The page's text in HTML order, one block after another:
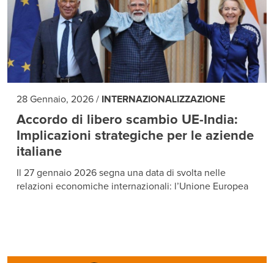
28 Gennaio, 2026 / INTERNAZIONALIZZAZIONE
Accordo di libero scambio UE-India:
Implicazioni strategiche per le aziende
italiane
Il 27 gennaio 2026 segna una data di svolta nelle
relazioni economiche internazionali: l’Unione Europea